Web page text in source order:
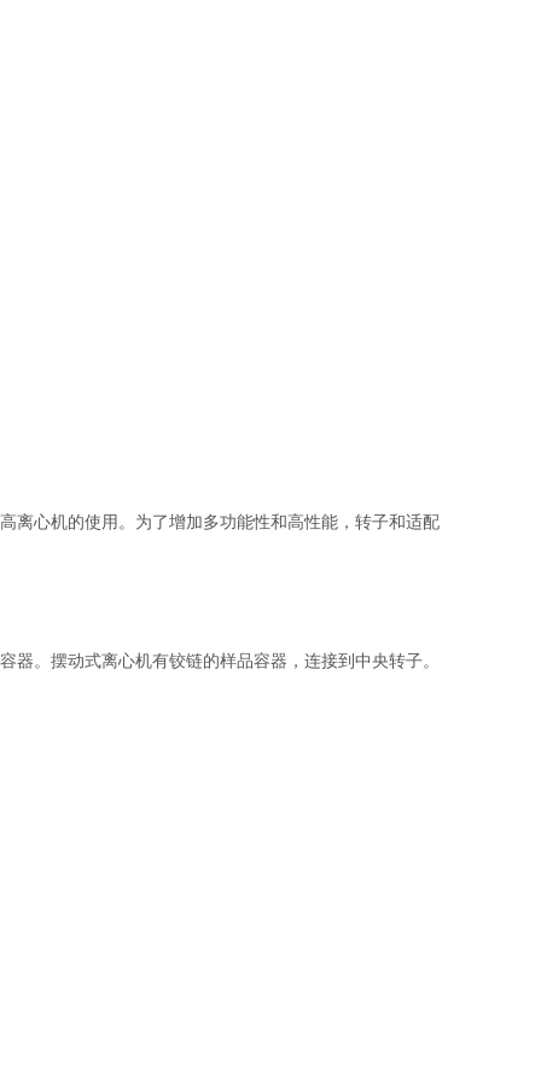
离心机的使用。为了增加多功能性和高性能，转子和适配
。摆动式离心机有铰链的样品容器，连接到中央转子。